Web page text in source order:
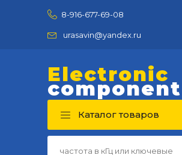
8-916-677-69-08
urasavin@yandex.ru
Electronic
component
Каталог товаров